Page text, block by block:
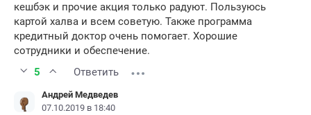
кешбэк и прочие акция только радуют. Пользуюсь
картой халва и всем советую. Также программа
кредитный доктор очень помогает. Хорошие
сотрудники и обеспечение.
5
Ответить
Андрей Медведев
07.10.2019 в 18:40